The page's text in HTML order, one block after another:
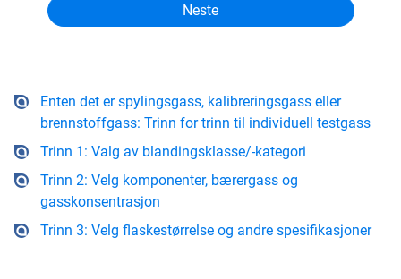
Enten det er spylingsgass, kalibreringsgass eller
brennstoffgass: Trinn for trinn til individuell testgass
Trinn 1: Valg av blandingsklasse/-kategori
Trinn 2: Velg komponenter, bærergass og
gasskonsentrasjon
Trinn 3: Velg flaskestørrelse og andre spesifikasjoner